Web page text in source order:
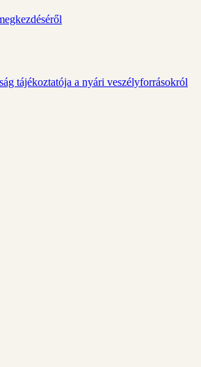
tájékoztatója a nyári veszélyforrásokról